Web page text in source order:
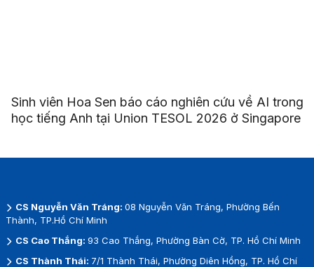
Sinh viên Hoa Sen báo cáo nghiên cứu về AI trong
học tiếng Anh tại Union TESOL 2026 ở Singapore
CS Nguyễn Văn Tráng: 08 Nguyễn Văn Tráng, Phường Bến
Thành, TP.Hồ Chí Minh
CS Cao Thắng: 93 Cao Thắng, Phường Bàn Cờ, TP. Hồ Chí Minh
CS Thành Thái: 7/1 Thành Thái, Phường Diên Hồng, TP. Hồ Chí